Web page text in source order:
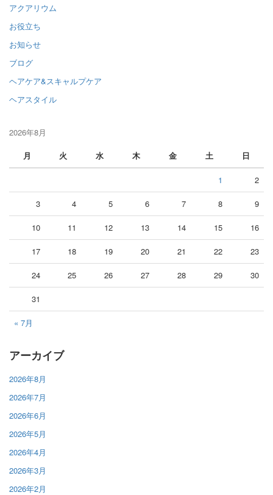
アクアリウム
お役立ち
お知らせ
ブログ
ヘアケア&スキャルプケア
ヘアスタイル
2026年8月
月
火 水 木 金 土 日
« 7月
1 2
3 4 5 6 7 8 9
10 11 12 13 14 15 16
17 18 19 20 21 22 23
24 25 26 27 28 29 30
31
アーカイブ
2026年8月
2026年7月
2026年6月
2026年5月
2026年4月
2026年3月
2026年2月